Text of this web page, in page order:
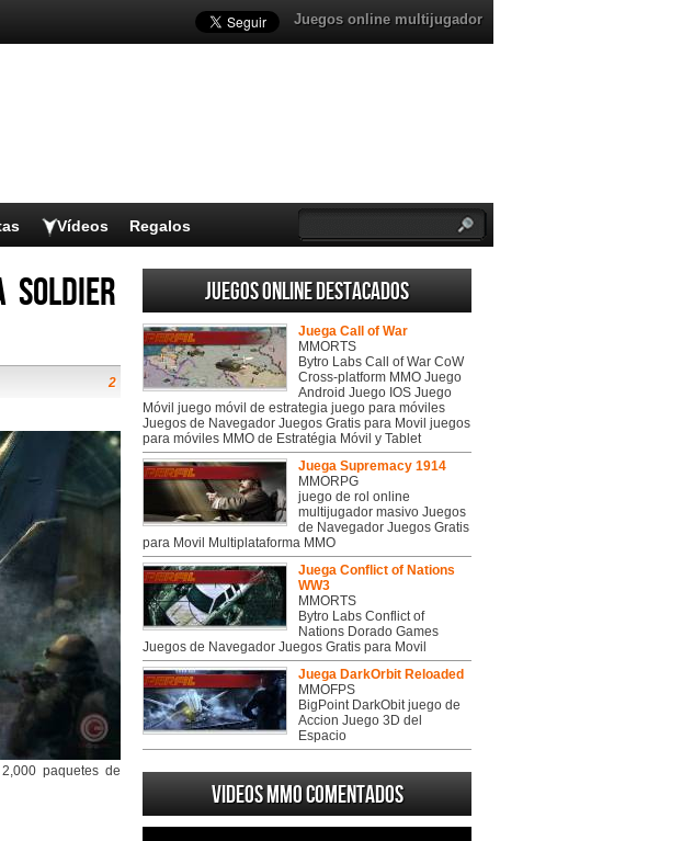
Juegos online multijugador
Vídeos Regalos
Soldier
2
paquetes de
Juegos online destacados
Juega Call of War
MMORTS
Bytro Labs Call of War CoW
Cross-platform MMO Juego
Android Juego IOS Juego
Móvil juego móvil de estrategia juego para móviles
Juegos de Navegador Juegos Gratis para Movil juegos
para móviles MMO de Estratégia Móvil y Tablet
Juega Supremacy 1914
MMORPG
juego de rol online
multijugador masivo Juegos
de Navegador Juegos Gratis
para Movil Multiplataforma MMO
Juega Conflict of Nations
WW3
MMORTS
Bytro Labs Conflict of
Nations Dorado Games
Juegos de Navegador Juegos Gratis para Movil
Juega DarkOrbit Reloaded
MMOFPS
BigPoint DarkObit juego de
Accion Juego 3D del
Espacio
Videos MMO Comentados